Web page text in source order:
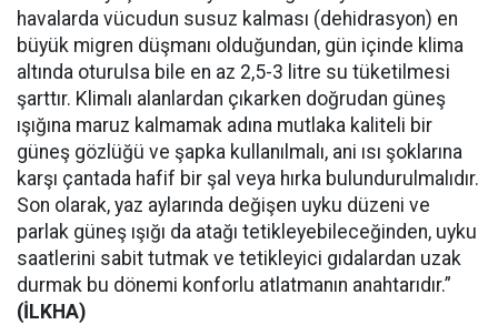
havalarda vücudun susuz kalması (dehidrasyon) en
büyük migren düşmanı olduğundan, gün içinde klima
altında oturulsa bile en az 2,5-3 litre su tüketilmesi
şarttır. Klimalı alanlardan çıkarken doğrudan güneş
ışığına maruz kalmamak adına mutlaka kaliteli bir
güneş gözlüğü ve şapka kullanılmalı, ani ısı şoklarına
karşı çantada hafif bir şal veya hırka bulundurulmalıdır.
Son olarak, yaz aylarında değişen uyku düzeni ve
parlak güneş ışığı da atağı tetikleyebileceğinden, uyku
saatlerini sabit tutmak ve tetikleyici gıdalardan uzak
durmak bu dönemi konforlu atlatmanın anahtarıdır.”
(İLKHA)